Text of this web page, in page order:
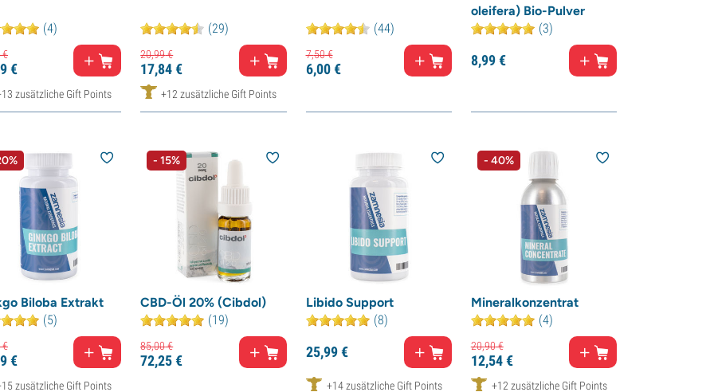
(4)
€
€
zusätzliche Gift Points
(29)
20,99€
17,84€
+12 zusätzliche Gift Points
(44)
7,50€
6,00€
oleifera) Bio-Pulver
(3)
8,99€
Biloba Extrakt
(5)
€
€
zusätzliche Gift Points
- 15%
CBD-Öl 20% (Cibdol)
(19)
85,00€
72,25€
Libido Support
(8)
25,99€
+14 zusätzliche Gift Points
- 40%
Mineralkonzentrat
(4)
20,90€
12,54€
+12 zusätzliche Gift Points